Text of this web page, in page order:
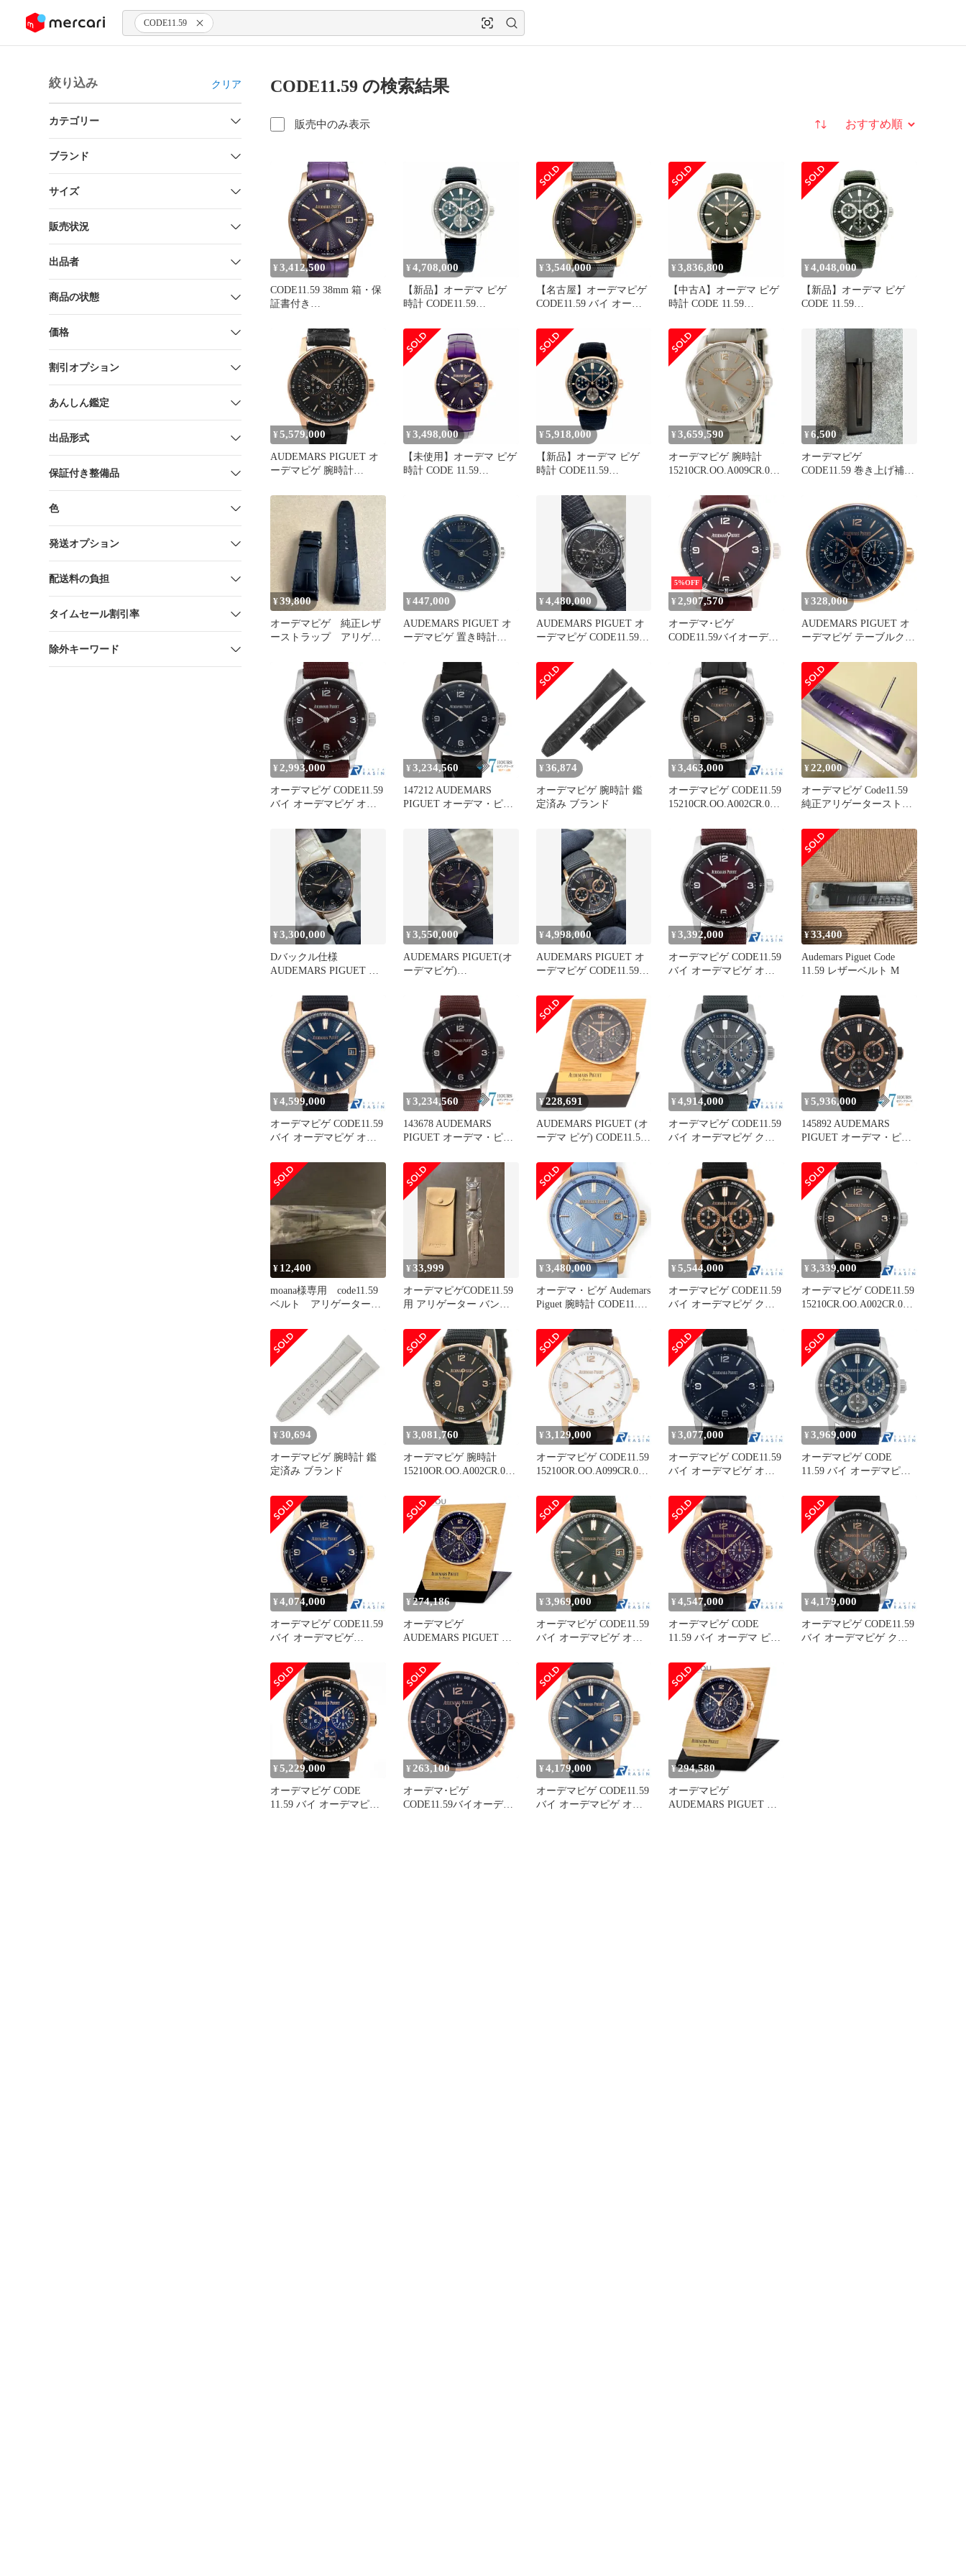
ツにスキップ CODE11.59
絞り込み クリア
カテゴリー
ブランド
サイズ
販売状況
出品者
商品の状態
価格
割引オプション
あんしん鑑定
出品形式
保証付き整備品
色
発送オプション
配送料の負担
タイムセール割引率
除外キーワード
CODE11.59 の検索結果
販売中のみ表示 並び替え
¥ 3,412,500
CODE11.59 38mm 箱・保
証書付き
01 中古品 メンズ 腕時計
¥ 4,708,000
【新品】オーデマ ピゲ
時計 CODE11.59
ナイトブルー文字盤 自動
巻き AUDEMARS
PIGUET
¥ 3,540,000
【名古屋】オーデマピゲ
CODE11.59 バイ オーデ
15210OR.OO.A002KB.02
パープル PG 革 自動巻 メ
ンズ 保証書付
¥ 3,836,800
【中古A】オーデマ ピゲ
時計 CODE 11.59
グリーン文字盤 Dバック
ル 自動巻き AUDEMARS
PIGUET
¥ 4,048,000
【新品】オーデマ ピゲ
CODE 11.59
カーキ文字盤 自動巻き
AUDEMARS PIGUET メ
ンズ
¥ 5,579,000
AUDEMARS PIGUET オ
ーデマピゲ 腕時計
マピゲ クロノグラフ
26393NR.OO.A002KB.01
¥ 3,498,000
【未使用】オーデマ ピゲ
時計 CODE 11.59
¥ 5,918,000
【新品】オーデマ ピゲ
時計 CODE11.59
ナイトブルー文字盤 自動
巻き AUDEMARS
PIGUET
¥ 3,659,590
オーデマピゲ 腕時計
15210CR.OO.A009CR.01
¥6,500
オーデマピゲ
CODE11.59 巻き上げ補助
¥39,800
オーデマピゲ 純正レザ
ーストラップ アリゲー
ブラック
¥ 447,000
AUDEMARS PIGUET オ
ーデマピゲ 置き時計
¥4,480,000
AUDEMARS PIGUET オ
ーデマピゲ CODE11.59
26393NB.OO.A002KB.01
5%OFF
¥ 2,907,570
オーデマ･ピゲ
CODE11.59バイオーデマ
15210BC.OO.A068CR.01
WG 自動巻
¥ 328,000
AUDEMARS PIGUET オ
ーデマピゲ テーブルクロ
イビー文字盤 SS ステン
レススチール 約288.7g 置
き時計 電池式 ユニセッ
クス 送料無料
241001034300
¥ 2,993,000
オーデマピゲ CODE11.59
バイ オーデマピゲ オー
15210BC.OO.A068CR.01
中古 メンズ
¥ 3,234,560
147212 AUDEMARS
PIGUET オーデマ・ピゲ
ネイビー ホワイトゴール
ド レザー(クロコ) 自動巻
き 純正ボックス
¥ 36,874
オーデマピゲ 腕時計 鑑
定済み ブランド
¥ 3,463,000
オーデマピゲ CODE11.59
15210CR.OO.A002CR.01
¥22,000
オーデマピゲ Code11.59
純正アリゲーターストラ
¥3,300,000
Dバックル仕様
AUDEMARS PIGUET オ
2019年8月印 中古品
15210OR.OO.A002CR.01
¥3,550,000
AUDEMARS PIGUET(オ
ーデマピゲ)
印】【中古品】
【15210OR.OO.A002KB.0
¥4,998,000
AUDEMARS PIGUET オ
ーデマピゲ CODE11.59
26393NR.OO.A002KB.02
¥ 3,392,000
オーデマピゲ CODE11.59
バイ オーデマピゲ オー
15210BC.OO.A500KB.01
中古 メンズ
¥33,400
Audemars Piguet Code
11.59 レザーベルト M
¥ 4,599,000
オーデマピゲ CODE11.59
バイ オーデマピゲ オー
15210OR.OO.A348KB.01
未使用 メンズ
¥ 3,234,560
143678 AUDEMARS
PIGUET オーデマ・ピゲ
バーガンディ ホワイトゴ
ールド ナイロン レザー
自動巻き 純正ボックス
¥228,691
AUDEMARS PIGUET (オ
ーデマ ピゲ) CODE11.59
クォーツ 置き時計 ネイ
ビー文字盤 箱・ディスプ
レイ台
¥ 4,914,000
オーデマピゲ CODE11.59
バイ オーデマピゲ クロ
26393ST.OO.A009KB.01
中古 メンズ
¥ 5,936,000
145892 AUDEMARS
PIGUET オーデマ・ピゲ
ブラック ピンクゴールド
ナイロン 自動巻き 純正
ボックス
¥ 12,400
moana様専用 code11.59
ベルト アリゲータース
¥33,999
オーデマピゲCODE11.59
用 アリゲーター バンド
¥ 3,480,000
オーデマ・ピゲ Audemars
Piguet 腕時計 CODE11.59
77410OR.OO.A344CR.01
ギョーシェ ライトブルー
文字盤 デイト 裏スケ
K18PG アリゲーターレザ
ーベルト 自動巻き
【箱・保付き】
¥ 5,544,000
オーデマピゲ CODE11.59
バイ オーデマピゲ クロ
26393NR.OO.A002KB.02
中古 メンズ
¥ 3,339,000
オーデマピゲ CODE11.59
15210CR.OO.A002CR.01
¥ 30,694
オーデマピゲ 腕時計 鑑
定済み ブランド
¥ 3,081,760
オーデマピゲ 腕時計
15210OR.OO.A002CR.01
¥ 3,129,000
オーデマピゲ CODE11.59
15210OR.OO.A099CR.01
¥ 3,077,000
オーデマピゲ CODE11.59
バイ オーデマピゲ オー
15210BC.OO.A321CR.01
中古 メンズ
¥ 3,969,000
オーデマピゲ CODE
11.59 バイ オーデマピゲ
26393ST.OO.A348KB.01
中古 メンズ
¥ 4,074,000
オーデマピゲ CODE11.59
バイ オーデマピゲ
中古 メンズ
¥ 274,186
オーデマピゲ
AUDEMARS PIGUET 置
GP 置き時計 ネイビー 紺
バー アラビア ラウンド
CODE11.59【中古】
¥ 3,969,000
オーデマピゲ CODE11.59
バイ オーデマピゲ オー
15210OR.OO.A056KB.01
中古 メンズ
¥ 4,547,000
オーデマピゲ CODE
11.59 バイ オーデマ ピゲ
26393OR.OO.A002KB.02
中古 メンズ
¥ 4,179,000
オーデマピゲ CODE11.59
バイ オーデマピゲ クロ
¥5,229,000
オーデマピゲ CODE
11.59 バイ オーデマピゲ
¥ 263,100
オーデマ･ピゲ
CODE11.59バイオーデマ
¥ 4,179,000
オーデマピゲ CODE11.59
バイ オーデマピゲ オー
¥294,580
オーデマピゲ
AUDEMARS PIGUET 置